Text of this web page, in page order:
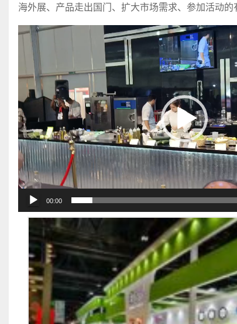
海外展、产品走出国门、扩大市场需求、参加活动
视
放
器
00:00